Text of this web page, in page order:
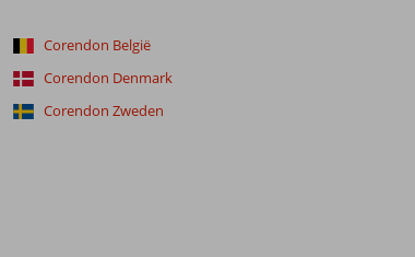
Corendon België
Corendon Denmark
Corendon Zweden